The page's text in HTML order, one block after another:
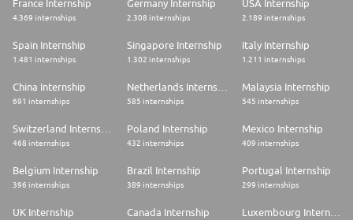
France Internship
4.369 internships
Germany Internship
2.308 internships
USA Internship
2.189 internships
Spain Internship
1.481 internships
Singapore Internship
1.302 internships
Italy Internship
1.211 internships
China Internship
691 internships 585 internships
Malaysia Internship
545 internships
468 internships
Poland Internship
432 internships
Mexico Internship
409 internships
Belgium Internship
396 internships
Brazil Internship
389 internships
Portugal Internship
299 internships
UK Internship Canada Internship Luxembourg Internship